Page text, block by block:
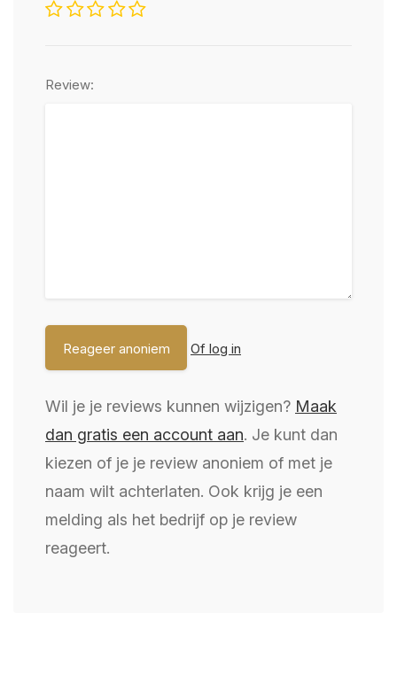
Review:
Of log in
Wil je je reviews kunnen wijzigen? Maak
dan gratis een account aan. Je kunt dan
kiezen of je je review anoniem of met je
naam wilt achterlaten. Ook krijg je een
melding als het bedrijf op je review
reageert.